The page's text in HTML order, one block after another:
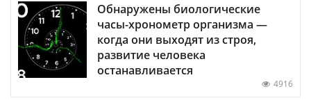
Обнаружены биологические
часы-хронометр организма —
когда они выходят из строя,
развитие человека
останавливается
4916